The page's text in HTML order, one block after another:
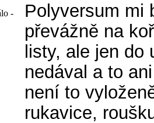
Polyversum mi
převážně na
listy, ale jen
nedával a to
není to
rukavice,